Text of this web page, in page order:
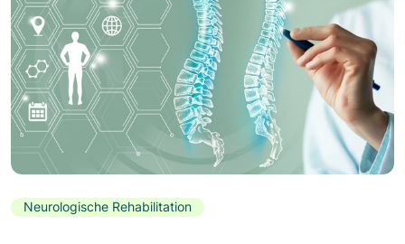
Neurologische Rehabilitation